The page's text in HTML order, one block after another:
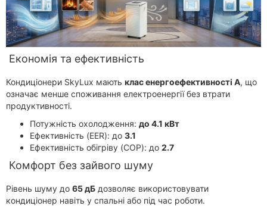
Економія та ефективність
Кондиціонери SkyLux мають клас енергоефективності A, що
означає менше споживання електроенергії без втрати
продуктивності.
Потужність охолодження: до 4.1 кВт
Ефективність (EER): до 3.1
Ефективність обігріву (COP): до 2.7
Комфорт без зайвого шуму
Рівень шуму до 65 дБ дозволяє використовувати
кондиціонер навіть у спальні або під час роботи.